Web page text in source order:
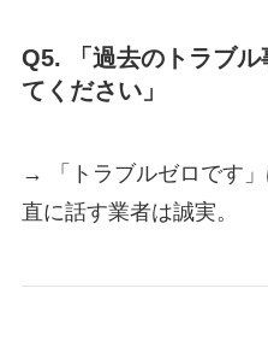
Q5. 「過去のトラブル
てください」
→ 「トラブルゼロです
直に話す業者は誠実。